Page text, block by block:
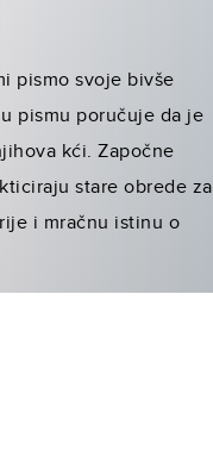
pismo svoje bivše
pismu poručuje da je
kći. Započne
stare obrede za
i mračnu istinu o